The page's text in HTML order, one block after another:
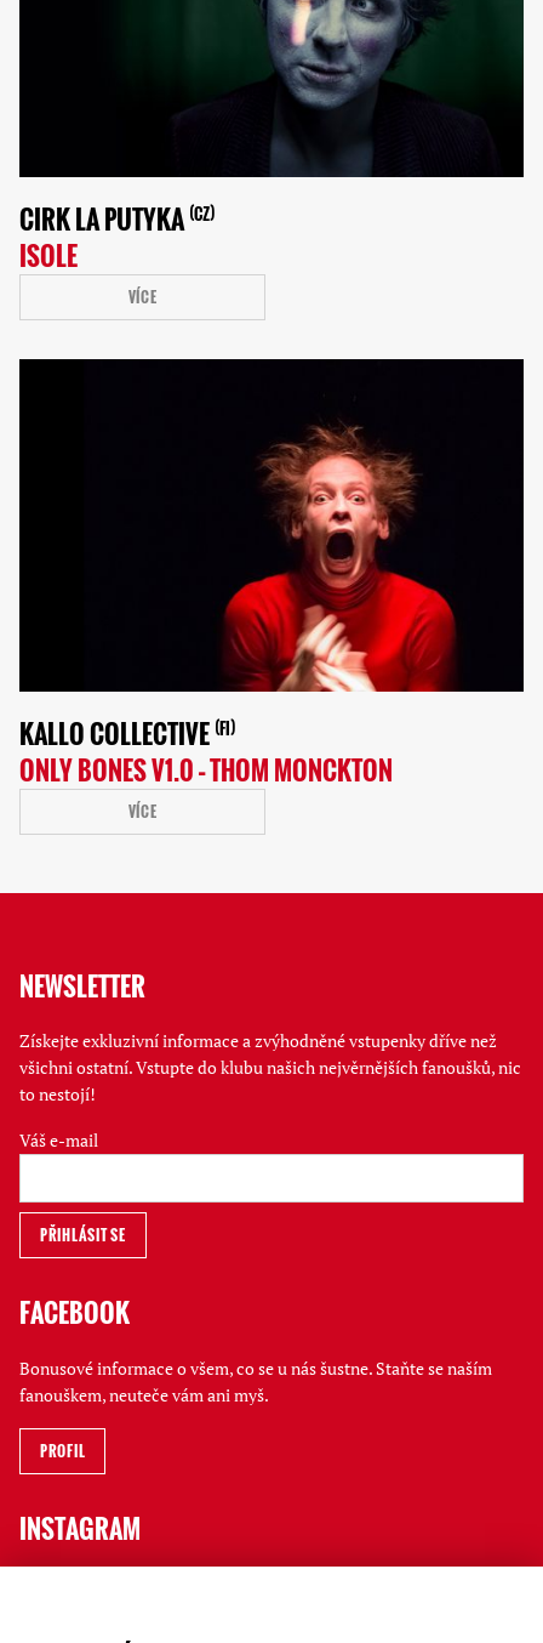
CIRK LA PUTYKA CZ
ISOLE
VÍCE
KALLO COLLECTIVE FI
ONLY BONES V1.0 – THOM MONCKTON
VÍCE
NEWSLETTER
Získejte exkluzivní informace a zvýhodněné vstupenky dříve než
všichni ostatní. Vstupte do klubu našich nejvěrnějších fanoušků, nic
to nestojí!
Váš e-mail
FACEBOOK
Bonusové informace o všem, co se u nás šustne. Staňte se naším
fanouškem, neuteče vám ani myš.
PROFIL
INSTAGRAM